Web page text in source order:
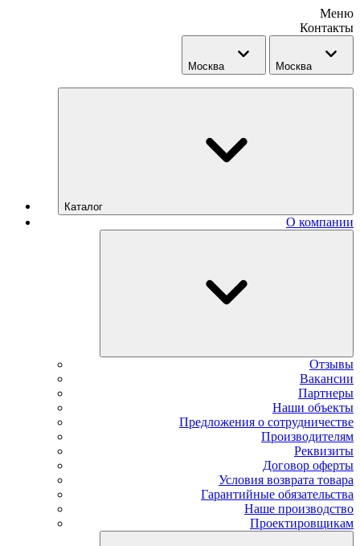
Меню
Контакты
Москва Москва
Каталог
О компании
Отзывы
Вакансии
Партнеры
Наши объекты
Предложения о сотрудничестве
Производителям
Реквизиты
Договор оферты
Условия возврата товара
Гарантийные обязательства
Наше производство
Проектировщикам